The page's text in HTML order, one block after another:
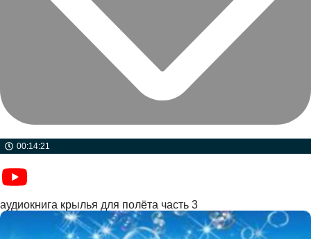
00:14:21
аудиокнига крылья для полёта часть 3